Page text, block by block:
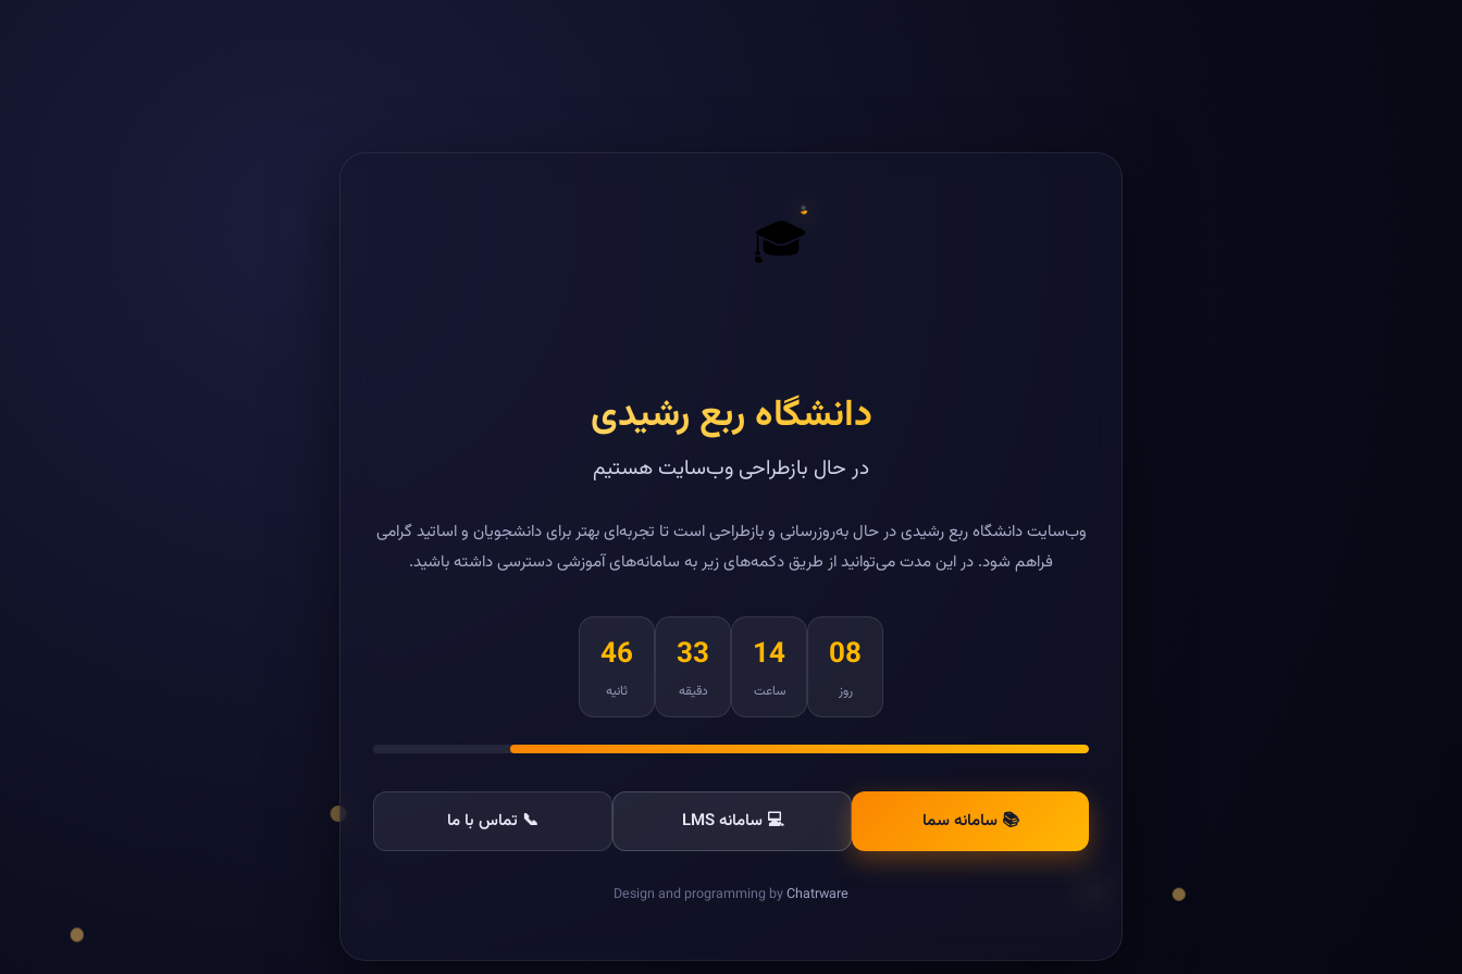
🎓
دانشگاه ربع رشیدی
در حال بازطراحی وب‌سایت هستیم
وب‌سایت دانشگاه ربع رشیدی در حال به‌روزرسانی و بازطراحی است تا تجربه‌ای بهتر برای دانشجویان و اساتید گرامی
فراهم شود. در این مدت می‌توانید از طریق دکمه‌های زیر به سامانه‌های آموزشی دسترسی داشته باشید.
08
روز
14
ساعت
33
دقیقه
46
ثانیه
📚 سامانه سما 💻 سامانه LMS 📞 تماس با ما
Design and programming byChatrware